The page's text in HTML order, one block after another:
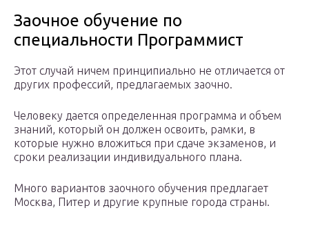
Заочное обучение по
специальности Программист
Этот случай ничем принципиально не отличается от
других профессий, предлагаемых заочно.
Человеку дается определенная программа и объем
знаний, который он должен освоить, рамки, в
которые нужно вложиться при сдаче экзаменов, и
сроки реализации индивидуального плана.
Много вариантов заочного обучения предлагает
Москва, Питер и другие крупные города страны.